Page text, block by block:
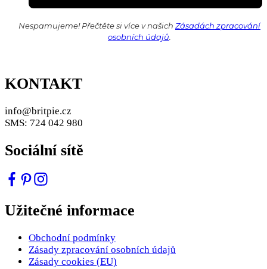
Nespamujeme! Přečtěte si více v našich Zásadách zpracování
osobních údajů
KONTAKT
info@britpie.cz
SMS: 724 042 980
Sociální sítě
Užitečné informace
Obchodní podmínky
Zásady zpracování osobních údajů
Zásady cookies (EU)